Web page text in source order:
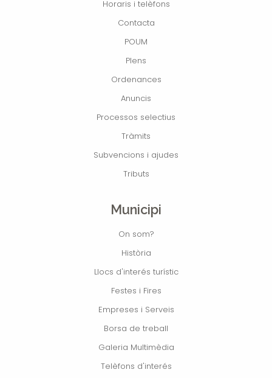
Horaris i telèfons
Contacta
POUM
Plens
Ordenances
Anuncis
Processos selectius
Tràmits
Subvencions i ajudes
Tributs
Municipi
On som?
Història
Llocs d'interés turístic
Festes i Fires
Empreses i Serveis
Borsa de treball
Galeria Multimèdia
Telèfons d'interés